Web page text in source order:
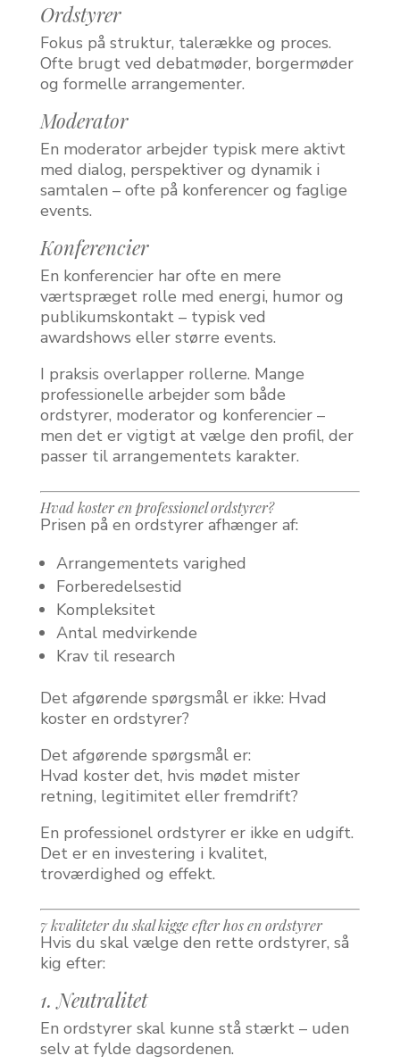
Ordstyrer
Fokus på struktur, talerække og proces.
Ofte brugt ved debatmøder, borgermøder
og formelle arrangementer.
Moderator
En moderator arbejder typisk mere aktivt
med dialog, perspektiver og dynamik i
samtalen – ofte på konferencer og faglige
events.
Konferencier
En konferencier har ofte en mere
værtspræget rolle med energi, humor og
publikumskontakt – typisk ved
awardshows eller større events.
I praksis overlapper rollerne. Mange
professionelle arbejder som både
ordstyrer, moderator og konferencier –
men det er vigtigt at vælge den profil, der
passer til arrangementets karakter.
Hvad koster en professionel ordstyrer?
Prisen på en ordstyrer afhænger af:
Arrangementets varighed
Forberedelsestid
Kompleksitet
Antal medvirkende
Krav til research
Det afgørende spørgsmål er ikke: Hvad
koster en ordstyrer?
Det afgørende spørgsmål er:
Hvad koster det, hvis mødet mister
retning, legitimitet eller fremdrift?
En professionel ordstyrer er ikke en udgift.
Det er en investering i kvalitet,
troværdighed og effekt.
7 kvaliteter du skal kigge efter hos en ordstyrer
Hvis du skal vælge den rette ordstyrer, så
kig efter:
1. Neutralitet
En ordstyrer skal kunne stå stærkt – uden
selv at fylde dagsordenen.